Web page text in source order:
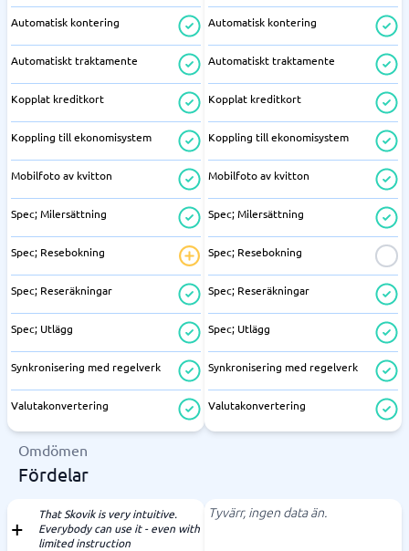
Automatisk kontering
Automatiskt traktamente
Kopplat kreditkort
Koppling till ekonomisystem
Mobilfoto av kvitton
Spec; Milersättning
Spec; Resebokning
Spec; Reseräkningar
Spec; Utlägg
Synkronisering med regelverk
Valutakonvertering
Automatisk kontering
Automatiskt traktamente
Kopplat kreditkort
Koppling till ekonomisystem
Mobilfoto av kvitton
Spec; Milersättning
Spec; Resebokning
Spec; Reseräkningar
Spec; Utlägg
Synkronisering med regelverk
Valutakonvertering
Omdömen
Fördelar
That Skovik is very intuitive.
Everybody can use it - even with
limited instruction
Tyvärr, ingen data än.